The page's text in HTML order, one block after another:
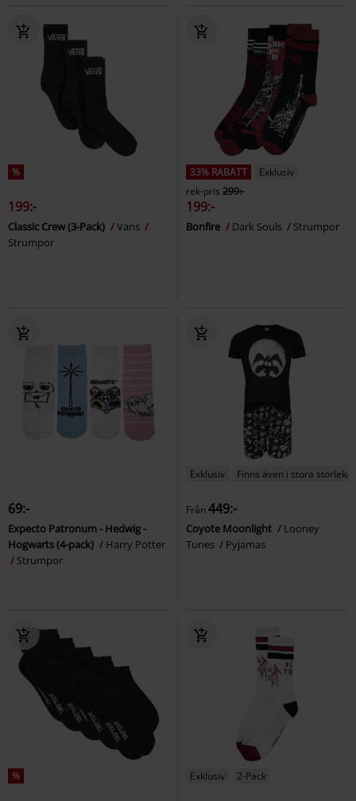
%
199:-
Classic Crew (3-Pack)
Vans
Strumpor
33% RABATT
Exklusiv
rek-pris 299:-
199:-
Bonfire Dark Souls Strumpor
69:-
Expecto Patronum - Hedwig -
Hogwarts (4-pack)
Harry Potter
Strumpor
Exklusiv Finns även i stora storlekar
Från449:-
Coyote Moonlight
Looney
Tunes
Pyjamas
% Exklusiv 2-Pack